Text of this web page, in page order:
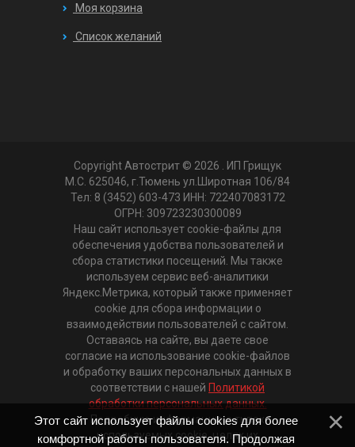
Моя корзина
Список желаний
Copyright Автострит © 2026
. ИП Грищук
М.С. 625046, г.Тюмень ул.Широтная 106/84
Тел: 8 (3452) 603-473 ИНН: 722407083172
ОГРН: 309723230300089
Наш сайт использует cookie-файлы для
обеспечения удобства пользователей и
сбора статистики посещений. Мы также
используем сервис веб-аналитики
Яндекс.Метрика, который также применяет
cookie для сбора информации о
взаимодействии пользователей с сайтом.
Оставаясь на сайте, вы даете свое
согласие на использование cookie-файлов
и обработку ваших персональных данных в
соответствии с нашей Политикой
обработки персональных данных.
Подробную информацию о типах
используемых cookie, целях их
Этот сайт использует файлы cookies для более
комфортной работы пользователя. Продолжая